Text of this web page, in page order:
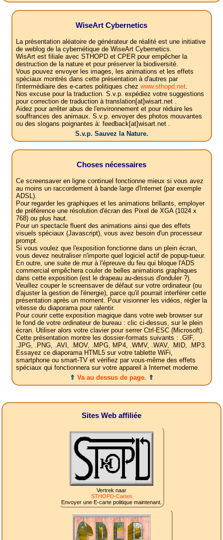
WiseArt Cybernetics
La présentation aléatoire de générateur de réalité est une initiative
de weblog de la cybernétique de WiseArt Cybernetics.
WisArt est filiale avec STHOPD et CPER pour empêcher la
destruction de la nature et pour préserver la biodiversité.
Vous pouvez envoyer les images, les animations et les effets
spéciaux montrés dans cette présentation à d'autres par
l'intermédiaire des e-cartes politiques chez www.sthopd.net.
Nos excuse pour la traduction. S.v.p. expédiez votre suggestions
pour correction de traduction à translation[at]wisart.net .
Aidez pour arrêter abus de l'environnement et pour réduire les
souffrances des animaux. S.v.p. envoyer des photos mouvantes
ou des slogans poignantes à: feedback[at]wisart.net .
S.v.p. Sauvez la Nature.
Choses nécessaires
Ce screensaver en ligne continuel fonctionne mieux si vous avez
au moins un raccordement à bande large d'Internet (par exemple
ADSL).
Pour regarder les graphiques et les animations brillants, employer
de préférence une résolution d'écran des Pixel de XGA (1024 x
768) ou plus haut.
Pour un spectacle fluent des animations ainsi que des effets
visuels spéciaux (Javascript), vous avez besoin d'un processeur
prompt.
Si vous voulez que l'exposition fonctionne dans un plein écran,
vous devez neutraliser n'importe quel logiciel actif de popup-tueur.
En outre, une suite de mur à l'épreuve du feu qui bloque l'ADS
commercial empêchera couler de belles animations graphiques
dans cette exposition (est le drapeau au-dessus d'onduler ?).
Veuillez couper le screensaver de défaut sur votre ordinateur (ou
d'ajuster la gestion de l'énergie), parce qu'il pourrait interférer cette
présentation après un moment. Pour visionner les vidéos, régler la
vitesse du diaporama pour ralentir.
Pour courir cette exposition magique dans votre web browser sur
le fond de votre ordinateur de bureau : clic ci-dessus, sur le plein
écran. Utiliser alors votre clavier pour serrer Ctrl-ESC (Microsoft).
Cette présentation montre les dossier-formats suivants : .GIF,
.JPG, .PNG, .AVI, .MOV, .MPG, MP4, .WMV, .WAV, .MID, .MP3.
Essayez ce diaporama HTML5 sur votre tablette WiFi,
smartphone ou smart-TV et vérifiez par vous-même des effets
spéciaux qui fonctionnera sur votre appareil à Internet moderne.
⇑ Va au dessus de page. ⇑
Sites Web affiliée
Vertrek naar
STHOPD-Cartes
Envoyer une E-carte politique maintenant.